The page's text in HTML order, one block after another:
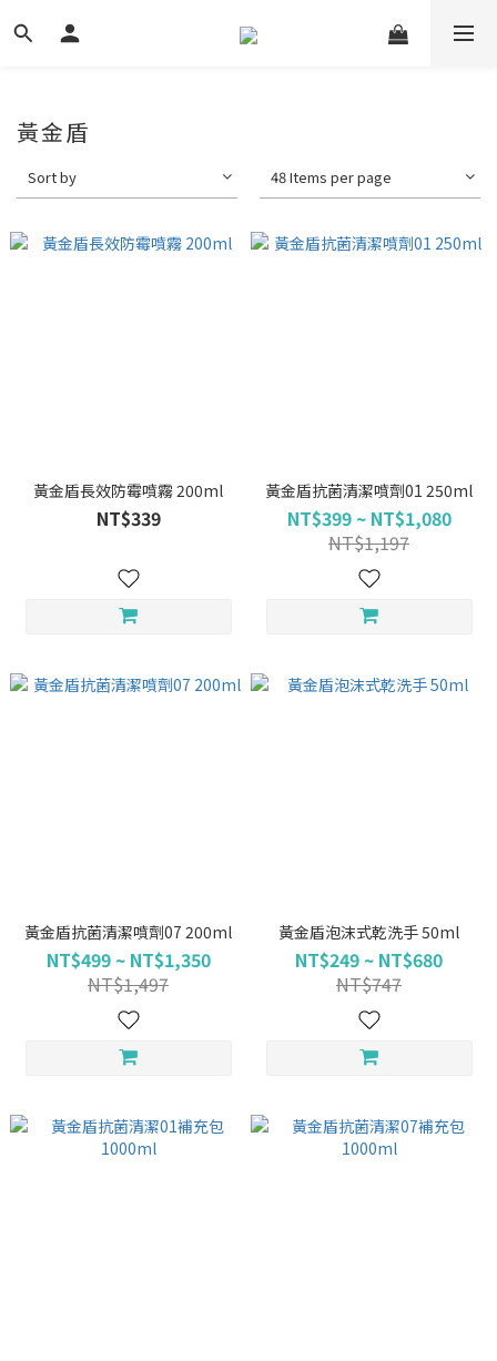
黃金盾
Sort by 48 Items per page
黃金盾長效防霉噴霧 200ml
NT$339
黃金盾抗菌清潔噴劑01 250ml
NT$399 ~ NT$1,080
NT$1,197
黃金盾抗菌清潔噴劑07 200ml
NT$499 ~ NT$1,350
NT$1,497
黃金盾泡沫式乾洗手 50ml
NT$249 ~ NT$680
NT$747